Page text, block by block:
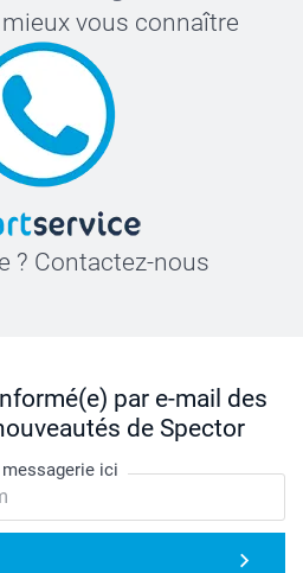
vous connaître
? Contactez-nous
par e-mail des
de Spector
ici